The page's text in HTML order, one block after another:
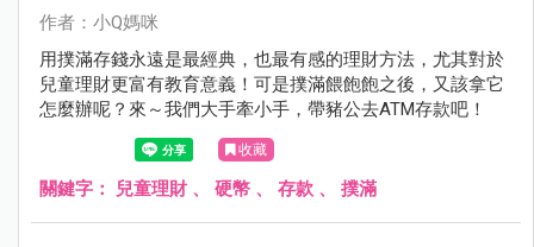
作者：小Q媽咪
用撲滿存錢永遠是最經典，也最有感的理財方法，尤其對於
兒童理財更富有教育意義！可是撲滿餵飽飽之後，又該拿它
怎麼辦呢？來～我們大手牽小手，帶豬公去ATM存款吧！
收藏
關鍵字： 兒童理財、 硬幣 、 存款 、 撲滿